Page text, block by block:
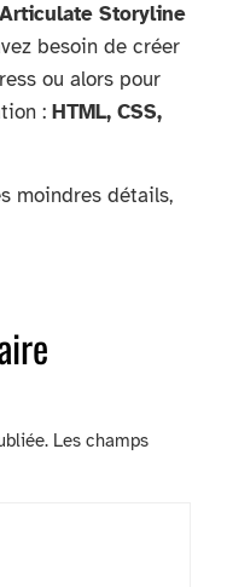
Articulate Storyline
besoin de créer
ou alors pour
: HTML, CSS,
moindres détails,
Les champs